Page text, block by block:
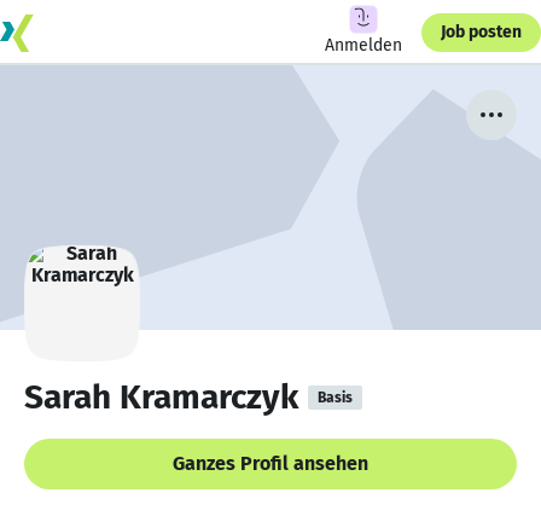
Anmelden
Job posten
Sarah Kramarczyk Basis
Ganzes Profil ansehen